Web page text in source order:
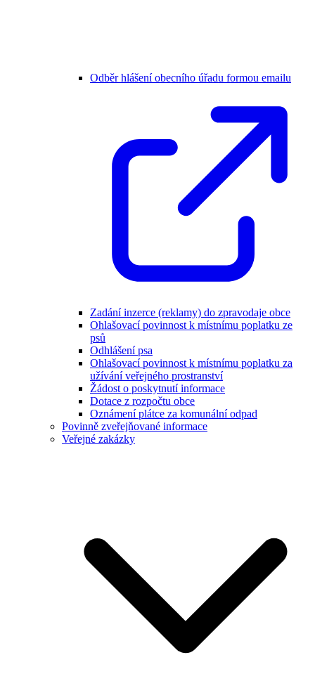
Odběr hlášení obecního úřadu formou emailu
Zadání inzerce (reklamy) do zpravodaje obce
Ohlašovací povinnost k místnímu poplatku ze
psů
Odhlášení psa
Ohlašovací povinnost k místnímu poplatku za
užívání veřejného prostranství
Žádost o poskytnutí informace
Dotace z rozpočtu obce
Oznámení plátce za komunální odpad
Povinně zveřejňované informace
Veřejné zakázky